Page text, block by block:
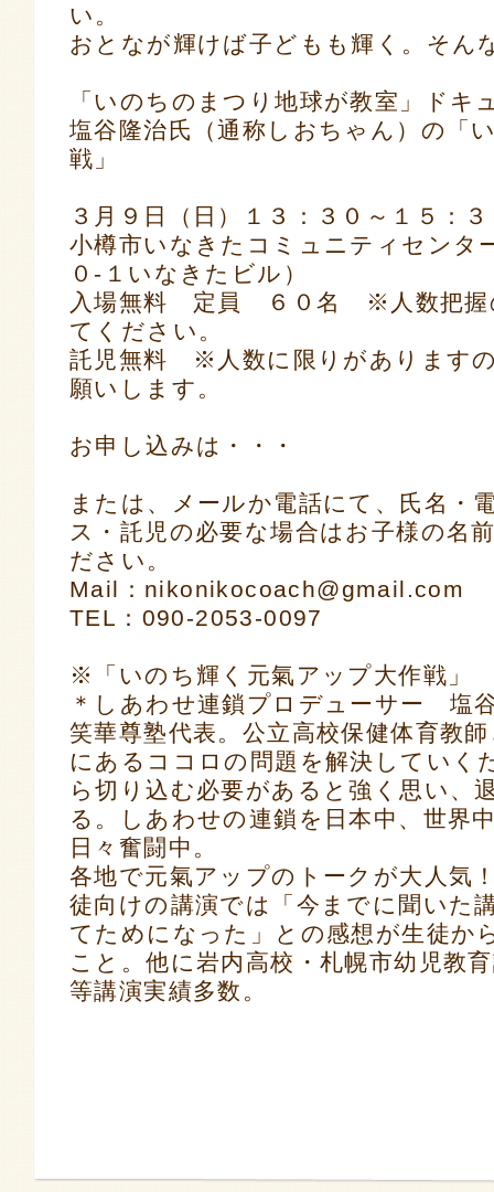
い。
おとなが輝けば子どもも輝く。そん
「いのちのまつり地球が教室」ドキ
塩谷隆治氏（通称しおちゃん）の「
戦」
３月９日（日）１３：３０～１５：
小樽市いなきたコミュニティセンタ
０-１いなきたビル）
入場無料 定員 ６０名 ※人数把握
てください。
託児無料 ※人数に限りがあります
願いします。
お申し込みは・・・
または、メールか電話にて、氏名・
ス・託児の必要な場合はお子様の名
ださい。
Mail：nikonikocoach@gmail.com
TEL：090-2053-0097
※「いのち輝く元氣アップ大作戦」
＊しあわせ連鎖プロデューサー 塩
笑華尊塾代表。公立高校保健体育教
にあるココロの問題を解決していく
ら切り込む必要があると強く思い、
る。しあわせの連鎖を日本中、世界
日々奮闘中。
各地で元氣アップのトークが大人気
徒向けの講演では「今までに聞いた
てためになった」との感想が生徒か
こと。他に岩内高校・札幌市幼児教
等講演実績多数。